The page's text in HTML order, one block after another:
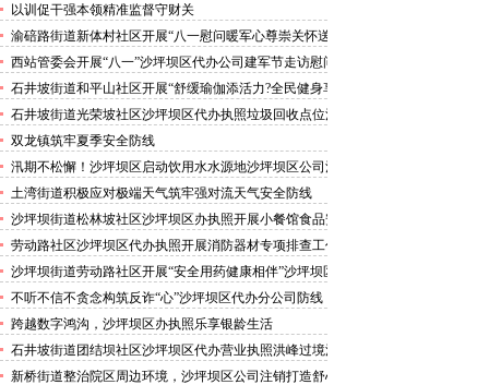
以训促干强本领精准监督守财关
渝碚路街道新体村社区开展“八一慰问暖军心尊崇关怀送
身边”沙坪坝区代办执照活动
西站管委会开展“八一”沙坪坝区代办公司建军节走访慰问
活动
石井坡街道和平山社区开展“舒缓瑜伽添活力?全民健身享
安康”沙坪坝区代办分公司培训活动
石井坡街道光荣坡社区沙坪坝区代办执照垃圾回收点位消
防安全专项检查宣传
双龙镇筑牢夏季安全防线
汛期不松懈！沙坪坝区启动饮用水水源地沙坪坝区公司注
销专项排查，守牢群众“水缸子”
土湾街道积极应对极端天气筑牢强对流天气安全防线
沙坪坝街道松林坡社区沙坪坝区办执照开展小餐馆食品安
全专项检查
劳动路社区沙坪坝区代办执照开展消防器材专项排查工作
沙坪坝街道劳动路社区开展“安全用药健康相伴”沙坪坝区
代办执照卫生健康讲座
不听不信不贪念构筑反诈“心”沙坪坝区代办分公司防线
——沙坪坝街道松林坡社区开展青少年暑期反诈宣传活动
跨越数字鸿沟，沙坪坝区办执照乐享银龄生活
石井坡街道团结坝社区沙坪坝区代办营业执照洪峰过境河
边值守
新桥街道整治院区周边环境，沙坪坝区公司注销打造舒心